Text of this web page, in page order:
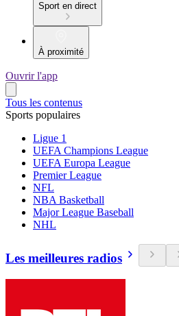
Sport en direct
À proximité
Ouvrir l'app
Tous les contenus
Sports populaires
Ligue 1
UEFA Champions League
UEFA Europa League
Premier League
NFL
NBA Basketball
Major League Baseball
NHL
Les meilleures radios